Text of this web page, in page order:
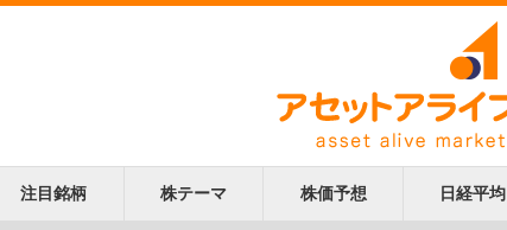
注目銘柄 株テーマ 株価予想 日経平均